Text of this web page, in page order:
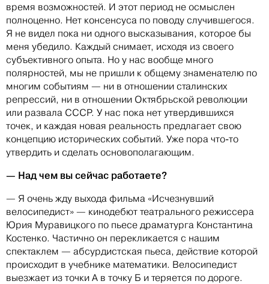
время возможностей. И этот период не осмыслен
полноценно. Нет консенсуса по поводу случившегося.
Я не видел пока ни одного высказывания, которое бы
меня убедило. Каждый снимает, исходя из своего
субъективного опыта. Но у нас вообще много
полярностей, мы не пришли к общему знаменателю по
многим событиям — ни в отношении сталинских
репрессий, ни в отношении Октябрьской революции
или развала СССР. У нас пока нет утвердившихся
точек, и каждая новая реальность предлагает свою
концепцию исторических событий. Уже пора что-то
утвердить и сделать основополагающим.
— Над чем вы сейчас работаете?
— Я очень жду выхода фильма «Исчезнувший
велосипедист» — кинодебют театрального режиссера
Юрия Муравицкого по пьесе драматурга Константина
Костенко. Частично он перекликается с нашим
спектаклем — абсурдистская пьеса, действие которой
происходит в учебнике математики. Велосипедист
выезжает из точки А в точку Б и теряется по дороге.